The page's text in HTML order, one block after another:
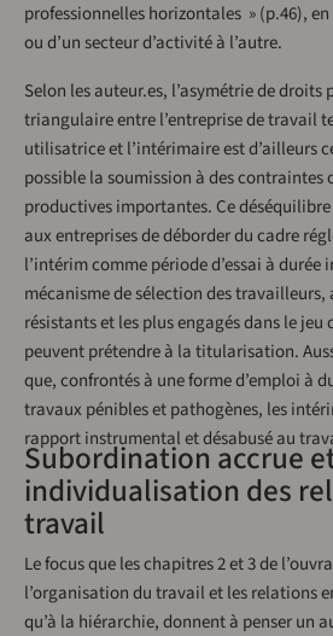
professionnelles horizontales » (p.46),
ou d’un secteur d’activité à l’autre.
Selon les auteur.es, l’asymétrie de
triangulaire entre l’entreprise de travail
utilisatrice et l’intérimaire est d’ailleurs
possible la soumission à des
productives importantes. Ce
aux entreprises de déborder du cadre
l’intérim comme période d’essai à
mécanisme de sélection des travailleurs,
résistants et les plus engagés dans le
peuvent prétendre à la titularisation.
que, confrontés à une forme d’emploi à
travaux pénibles et pathogènes, les
rapport instrumental et désabusé au
Subordination accrue
individualisation des
travail
Le focus que les chapitres 2 et 3 de
l’organisation du travail et les relations
qu’à la hiérarchie, donnent à penser un